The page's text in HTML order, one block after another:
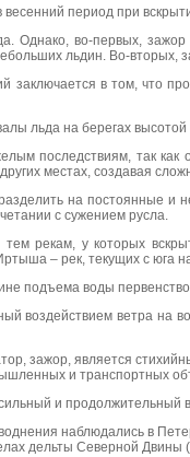
период при
Однако, во-первых,
льдин. Во-вторых,
заключается в том, что
льда на берегах
последствиям, так
местах, создавая
на пос­тоян­ные
с сужением русла.
рекам, у которых
– рек, текущих с юга
подъема воды
воздействием ветра на
зажор, является
и транспортных
и продолжительный
наблюдались в
дельты Северной Двины